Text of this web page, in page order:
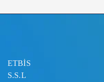
ETBİS
S.S.L